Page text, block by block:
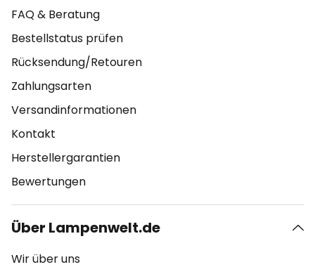
FAQ & Beratung
Bestellstatus prüfen
Rücksendung/Retouren
Zahlungsarten
Versandinformationen
Kontakt
Herstellergarantien
Bewertungen
Über Lampenwelt.de
Wir über uns